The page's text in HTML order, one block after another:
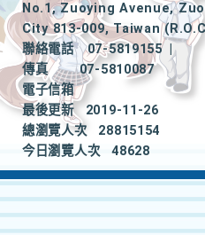
No.1, Zuoying Avenue,
City 813-009, Taiwan
聯絡電話
07-5819155
|
傳真
07-5810087
電子信箱
最後更新
2019-11-26
總瀏覽人次
28815154
今日瀏覽人次
48628